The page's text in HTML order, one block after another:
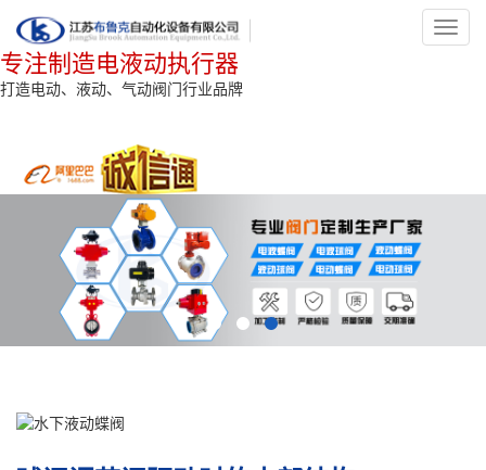
专注制造电液动执行器
打造电动、液动、气动阀门行业品牌